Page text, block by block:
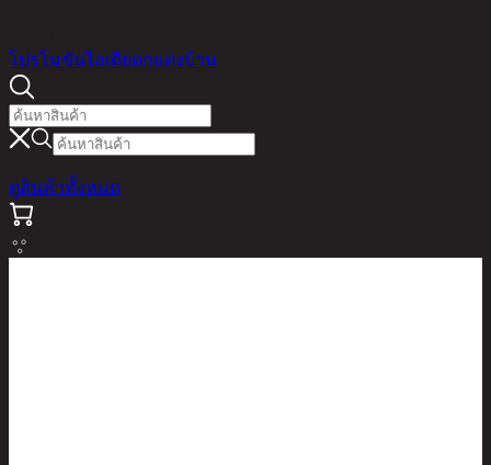
โปรโมชันไอเดียตกแต่งบ้าน
ดูสินค้าทั้งหมด